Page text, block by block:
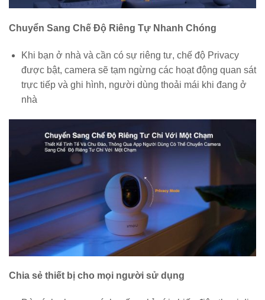
Chuyển Sang Chế Độ Riêng Tự Nhanh Chóng
Khi bạn ở nhà và cần có sự riêng tư, chế độ Privacy
được bật, camera sẽ tạm ngừng các hoạt động quan sát
trực tiếp và ghi hình, người dùng thoải mái khi đang ở
nhà
Chia sẻ thiết bị cho mọi người sử dụng